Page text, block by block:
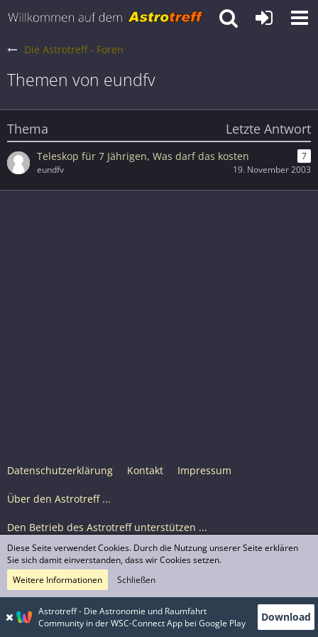
Die Astrotreff - Foren
Themen von eundfv
Thema Letzte Antwort
Teleskop für 7 Jährigen, Was darf das kosten
7
eundfv
19. November 2003
Datenschutzerklärung Kontakt Impressum
Über den Astrotreff ...
Den Betrieb des Astrotreff unterstützen ...
Nutzungsbedingungen
© Astrotreff 2001-2026, lizenziert unter CC BY-SA,
sofern für einzelne Inhalte nicht anders angegeben
Astrotreff - Die Astronomie und Raumfahrt
Community in der WSC-Connect App bei Google Play
Download
Diese Seite verwendet Cookies. Durch die Nutzung unserer Seite erklären
Sie sich damit einverstanden, dass wir Cookies setzen.
Weitere Informationen
Schließen